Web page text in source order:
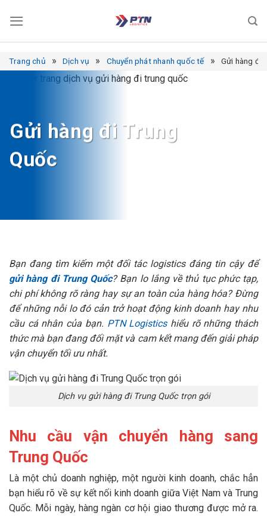
qua
Trang chủ » Dịch vụ » Chuyển phát nhanh quốc tế » Gửi hàng đi
Gửi hàng đi Trung
Quốc
Bạn đang tìm kiếm một đối tác logistics đáng tin cậy để
gửi hàng đi Trung Quốc? Bạn lo lắng về thủ tục phức tạp,
chi phí không rõ ràng hay sự an toàn của hàng hóa? Đừng
để những nỗi lo đó cản trở hoạt động kinh doanh hay nhu
cầu cá nhân của bạn. PTN Logisticshiểu rõ những thách
thức mà bạn đang đối mặt và cam kết mang đến giải pháp
vận chuyển tối ưu nhất.
Dịch vụ gửi hàng đi Trung Quốc trọn gói
Nhu cầu vận chuyển hàng sang
Trung Quốc
Là một chủ doanh nghiệp, một người kinh doanh, chắc hẳn
bạn hiểu rõ về sự kết nối kinh doanh giữa Việt Nam và Trung
Quốc. Mỗi ngày, hàng ngàn cơ hội giao thương được mở ra.